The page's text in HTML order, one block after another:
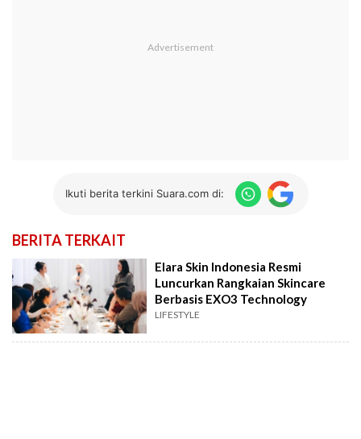
Ikuti berita terkini Suara.com di:
BERITA TERKAIT
Elara Skin Indonesia Resmi
Luncurkan Rangkaian Skincare
Berbasis EXO3 Technology
LIFESTYLE